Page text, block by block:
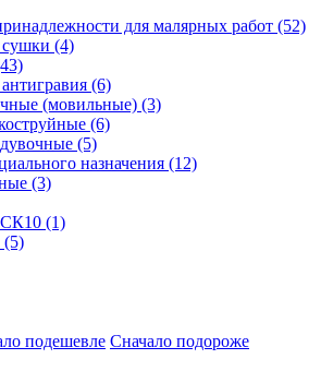
для малярных работ (52)
(4)
(6)
(мовильные) (3)
(6)
(5)
назначения (12)
(3)
(1)
(5)
подешевле Сначало подороже